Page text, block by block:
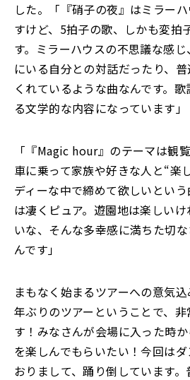
した。「『硝子の夜』はミラー
すけど、5拍子の歌、しかも変拍
す。ミラーハウスの不思議な感
にいる自分との対話だったり、
くれているような曲なんです。
る文学的な内容になっています」
「『Magic hour』のテーマは観
車に乗って家族や好きな人と“楽
ディーな中で締めて欲しいとい
は凄くピュア。遊園地は楽しい
いな、そんな多幸感に満ちた切
んです」
まもなく始まるツアーへの意気
年ぶりのツアーということで、
す！みなさんが会場に入った時
を楽しんでもらいたい！今回は
おりまして、踊り倒しています